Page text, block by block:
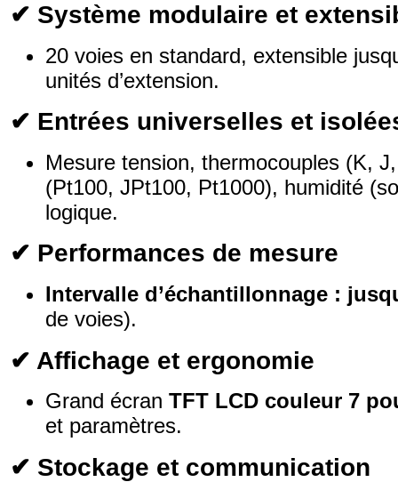
✔ Système modulaire et
20 voies en standard, extensible
unités d’extension.
✔ Entrées universelles et
Mesure tension, thermocouples (K,
(Pt100, JPt100, Pt1000), humidité
logique.
✔ Performances de mesure
Intervalle d’échantillonnage :
de voies).
✔ Affichage et ergonomie
Grand écran TFT LCD couleur 7
et paramètres.
✔ Stockage et communication